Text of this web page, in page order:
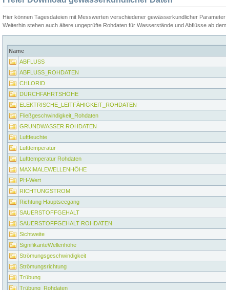
Hier können Tagesdateien mit Messwerten verschiedener gewässerkundlicher
Weiterhin stehen auch ältere ungeprüfte Rohdaten für Wasserstände und Abflüsse ab
Name
ABFLUSS
ABFLUSS_ROHDATEN
CHLORID
DURCHFAHRTSHÖHE
ELEKTRISCHE_LEITFÄHIGKEIT_ROHDATEN
Fließgeschwindigkeit_Rohdaten
GRUNDWASSER ROHDATEN
Luftfeuchte
Lufttemperatur
Lufttemperatur Rohdaten
MAXIMALEWELLENHÖHE
PH-Wert
RICHTUNGSTROM
Richtung Hauptseegang
SAUERSTOFFGEHALT
SAUERSTOFFGEHALT ROHDATEN
Sichtweite
SignifikanteWellenhöhe
Strömungsgeschwindigkeit
Strömungsrichtung
Trübung
Trübung_Rohdaten